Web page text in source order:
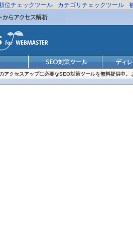
順位チェックツール カテゴリチェックツール
アクセスアップに必要なSEO対策ツールを無料提供中。